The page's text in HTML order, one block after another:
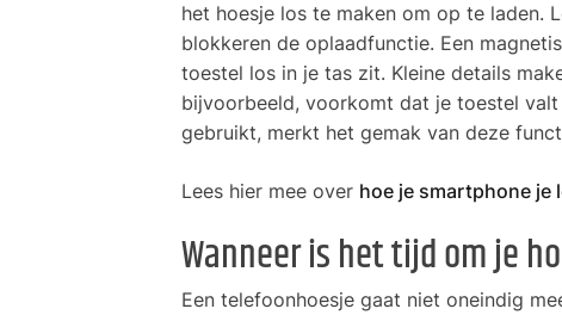
het hoesje los te maken om op te laden.
blokkeren de oplaadfunctie. Een
toestel los in je tas zit. Kleine details
bijvoorbeeld, voorkomt dat je toestel
gebruikt, merkt het gemak van deze
Lees hier mee over hoe je smartphone je
Wanneer is het tijd om je
Een telefoonhoesje gaat niet oneindig